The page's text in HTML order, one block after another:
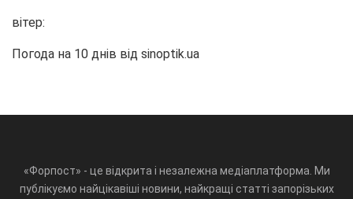
вітер:
Погода на 10 днів від sinoptik.ua
«Форпост» - це відкрита і незалежна медіаплатформа. Ми
публікуємо найцікавіші новини, найкращі статті запорізьких